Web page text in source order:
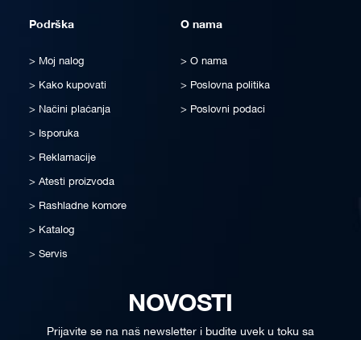
Podrška
Moj nalog
Kako kupovati
Načini plaćanja
Isporuka
Reklamacije
Atesti proizvoda
Rashladne komore
Katalog
Servis
O nama
O nama
Poslovna politika
Poslovni podaci
NOVOSTI
Prijavite se na naš newsletter i budite uvek u toku sa